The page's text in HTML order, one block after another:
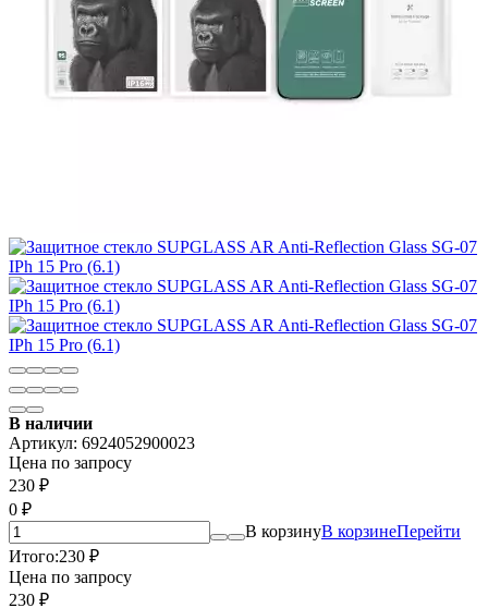
В наличии
Артикул: 6924052900023
Цена по запросу
230 ₽
0 ₽
В корзинуВ корзинеПерейти
Итого:230 ₽
Цена по запросу
230 ₽